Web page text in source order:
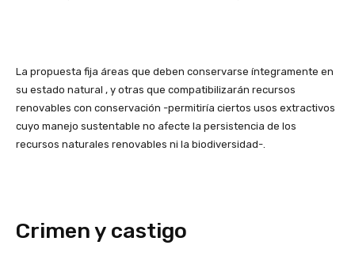
La propuesta fija áreas que deben conservarse íntegramente en
su estado natural , y otras que compatibilizarán recursos
renovables con conservación -permitiría ciertos usos extractivos
cuyo manejo sustentable no afecte la persistencia de los
recursos naturales renovables ni la biodiversidad-.
Crimen y castigo